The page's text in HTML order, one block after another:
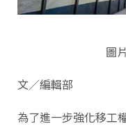
圖
文／編輯部
為了進一步強化移工